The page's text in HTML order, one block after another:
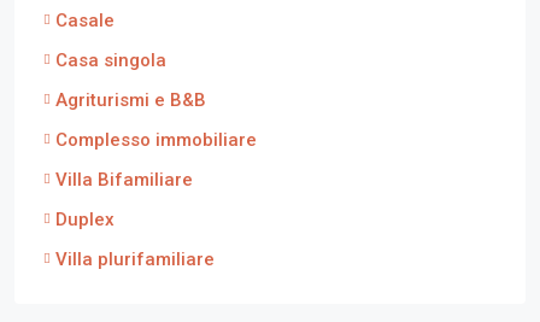
Casale
Casa singola
Agriturismi e B&B
Complesso immobiliare
Villa Bifamiliare
Duplex
Villa plurifamiliare